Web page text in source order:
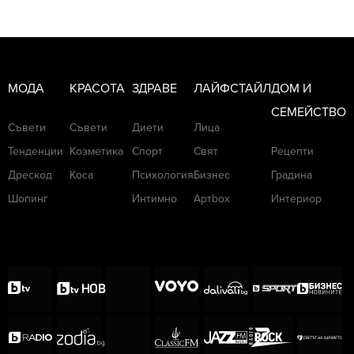
Поп легендата Марая Кери няма много
информация бавачките ѝ са денонощно на
МОДА
Съвети
Тенденции
Дрескод
Шопинг
КРАСОТА
Съвети
Козметика
Коса
ЗДРАВЕ
Диети
Спорт
Психология
Интимно
ЛАЙФСТАЙЛ
Лица
Свят
Бизнес
Артbox
ДОМ И
СЕМЕЙСТВО
Рецепти
Градина
Интериор